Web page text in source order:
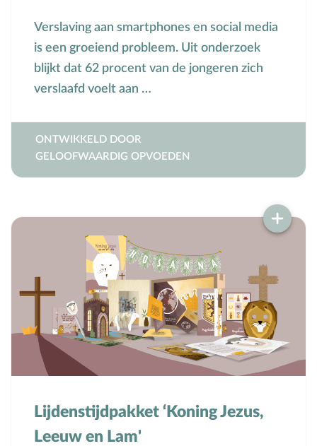
Verslaving aan smartphones en social media
is een groeiend probleem. Uit onderzoek
blijkt dat 62 procent van de jongeren zich
verslaafd voelt aan …
ONTWIKKELD DOOR
GELOOFWAARDIG OPVOEDEN
Lijdenstijdpakket ‘Koning Jezus,
Leeuw en Lam'